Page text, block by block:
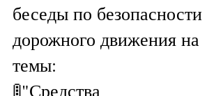
беседы по безопасности
дорожного движения на
темы:
🚦"Средства